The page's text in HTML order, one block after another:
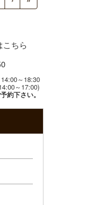
～18:30
～17:00)
約下さい。